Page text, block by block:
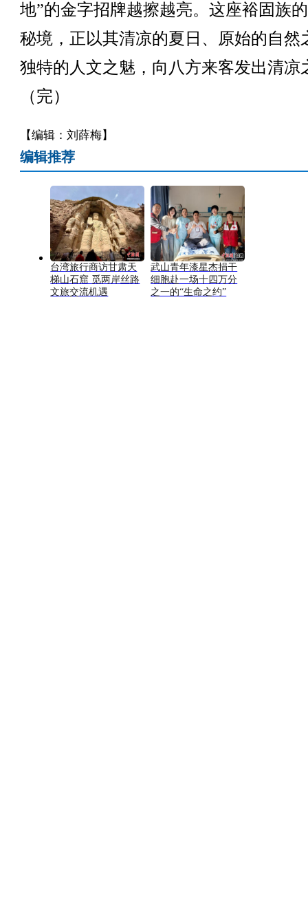
地”的金字招牌越擦越亮。这座裕固族
秘境，正以其清凉的夏日、原始的自然
独特的人文之魅，向八方来客发出清凉
（完）
【编辑：刘薛梅】
编辑推荐
台湾旅行商访甘肃天
梯山石窟 觅两岸丝路
文旅交流机遇
武山青年漆星杰捐干
细胞赴一场十四万分
之一的“生命之约”